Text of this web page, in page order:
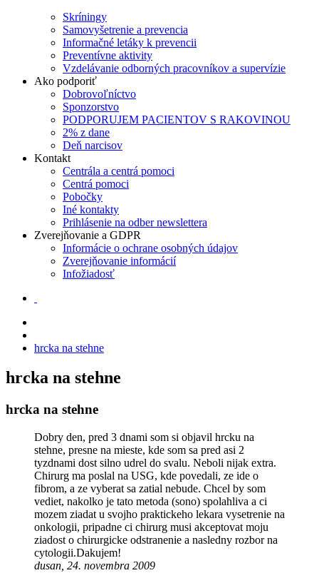
Skríningy
Samovyšetrenie a prevencia
Informačné letáky k prevencii
Preventívne aktivity
Vzdelávanie odborných pracovníkov a supervízie
Ako podporiť
Dobrovoľníctvo
Sponzorstvo
PODPORUJEM PACIENTOV S RAKOVINOU
2% z dane
Deň narcisov
Kontakt
Centrála a centrá pomoci
Centrá pomoci
Pobočky
Iné kontakty
Prihlásenie na odber newslettera
Zverejňovanie a GDPR
Informácie o ochrane osobných údajov
Zverejňovanie informácií
Infožiadosť
hrcka na stehne
hrcka na stehne
hrcka na stehne
Dobry den, pred 3 dnami som si objavil hrcku na
stehne, presne na mieste, kde som sa pred asi 2
tyzdnami dost silno udrel do svalu. Neboli nijak extra.
Chirurg ma poslal na USG, kde povedali, ze ide o
fibrom, a ze vyberat sa zatial nebude. Chcel by som
vediet, nakolko je tato metoda (sono) spolahliva a ci
mozem ziadat u svojho praktickeho lekara vysetrenie na
onkologii, pripadne ci chirurg musi akceptovat moju
ziadost o chirurgicke odstranenie a nasledny rozbor na
cytologii.Dakujem!
dusan, 24. novembra 2009